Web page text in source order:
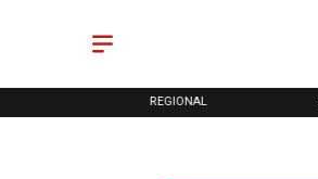
REGIONAL